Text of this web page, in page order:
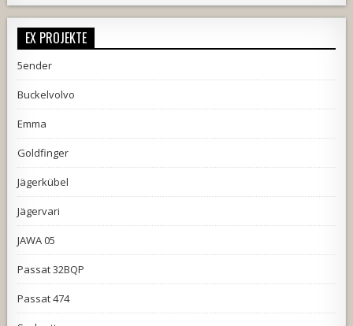
EX PROJEKTE
5ender
Buckelvolvo
Emma
Goldfinger
Jägerkübel
Jägervari
JAWA 05
Passat 32BQP
Passat 474